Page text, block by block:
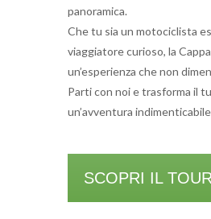
panoramica.
Che tu sia un motociclista
viaggiatore curioso, la
un’esperienza che non
Parti con noi e trasforma il
un’avventura
SCOPRI IL TOUR